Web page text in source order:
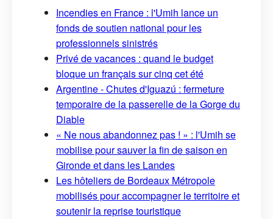
Incendies en France : l'Umih lance un
fonds de soutien national pour les
professionnels sinistrés
Privé de vacances : quand le budget
bloque un français sur cinq cet été
Argentine - Chutes d'Iguazú : fermeture
temporaire de la passerelle de la Gorge du
Diable
« Ne nous abandonnez pas ! » : l'Umih se
mobilise pour sauver la fin de saison en
Gironde et dans les Landes
Les hôteliers de Bordeaux Métropole
mobilisés pour accompagner le territoire et
soutenir la reprise touristique